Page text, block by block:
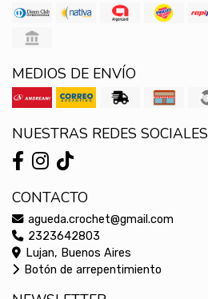
MEDIOS DE ENVÍO
NUESTRAS REDES SOCIALES
CONTACTO
agueda.crochet@gmail.com
2323642803
Lujan, Buenos Aires
Botón de arrepentimiento